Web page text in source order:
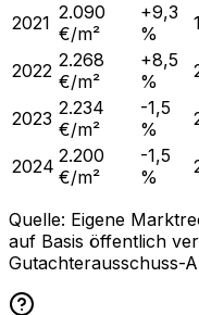
2021 2.090
€/m²
+9,3
%
2022 2.268
€/m²
+8,5
%
2023 2.234
€/m²
-1,5
%
2024 2.200
€/m²
-1,5
%
Quelle: Eigene
auf Basis öffentlich
Gutachterausschuss-